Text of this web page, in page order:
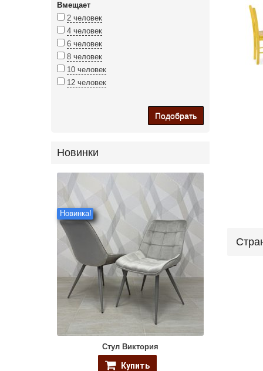
Вмещает
2 человек
4 человек
6 человек
8 человек
10 человек
12 человек
Подобрать
Новинки
Новинка!
Стул Виктория
Купить